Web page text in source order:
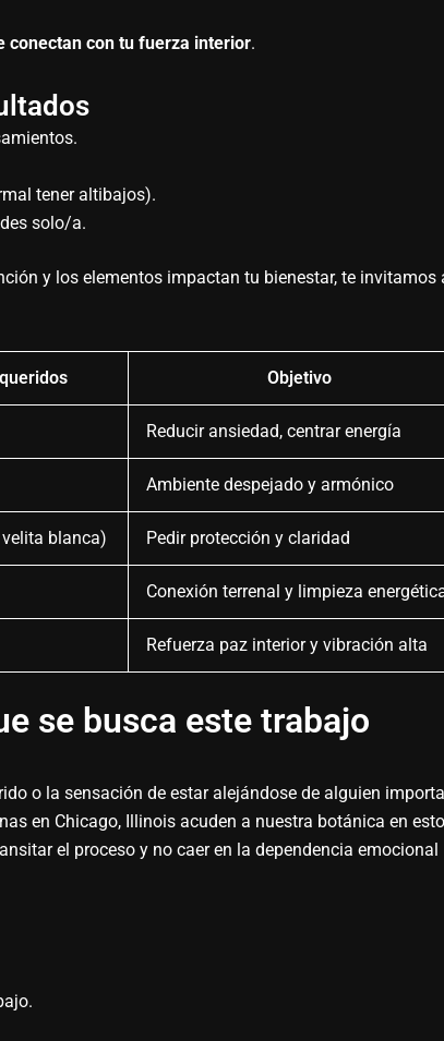
conectan con tu fuerza interior.
tener altibajos).
solo/a.
y los elementos impactan tu bienestar, te invitamos
Objetivo
Reducir ansiedad, centrar energía
Ambiente despejado y armónico
blanca) Pedir protección y claridad
Conexión terrenal y limpieza
Refuerza paz interior y vibración alta
se busca este trabajo
o la sensación de estar alejándose de alguien
en Chicago, Illinois acuden a nuestra botánica en
el proceso y no caer en la dependencia emocional